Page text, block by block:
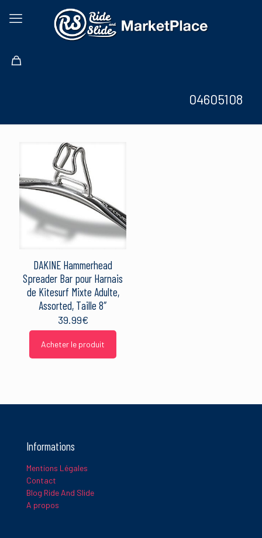
04605108
DAKINE Hammerhead
Spreader Bar pour Harnais
de Kitesurf Mixte Adulte,
Assorted, Taille 8″
39.99€
Acheter le produit
Informations
Mentions Légales
Contact
Blog Ride And Slide
A propos